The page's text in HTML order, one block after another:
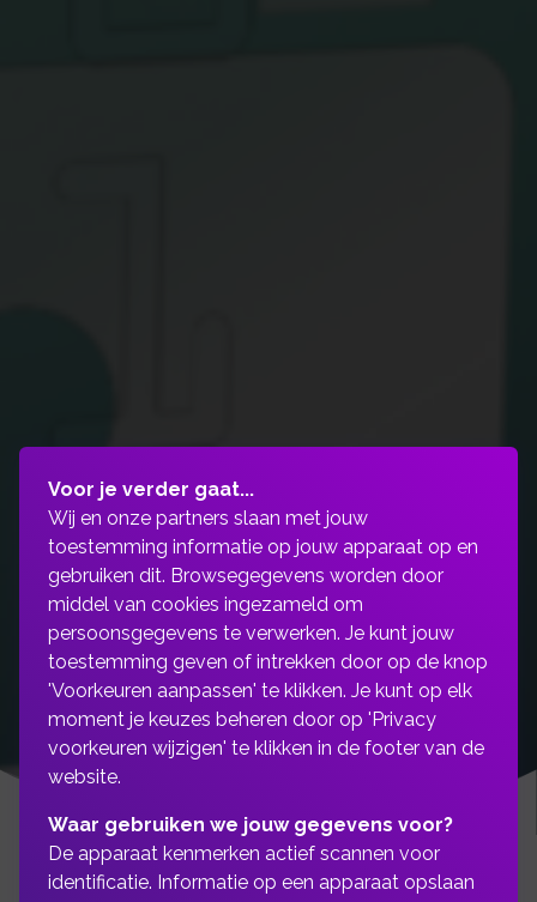
Voor je verder gaat...
Wij en onze partners slaan met jouw
toestemming informatie op jouw apparaat op en
gebruiken dit. Browsegegevens worden door
middel van cookies ingezameld om
persoonsgegevens te verwerken. Je kunt jouw
toestemming geven of intrekken door op de knop
'Voorkeuren aanpassen' te klikken. Je kunt op elk
moment je keuzes beheren door op 'Privacy
voorkeuren wijzigen' te klikken in de footer van de
website.
Waar gebruiken we jouw gegevens voor?
De apparaat kenmerken actief scannen voor
identificatie. Informatie op een apparaat opslaan